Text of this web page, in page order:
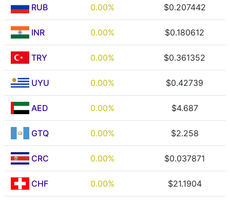
RUB 0.00% $0.207442
INR 0.00% $0.180612
TRY 0.00% $0.361352
UYU 0.00% $0.42739
AED 0.00% $4.687
GTQ 0.00% $2.258
CRC 0.00% $0.037871
CHF 0.00% $21.1904